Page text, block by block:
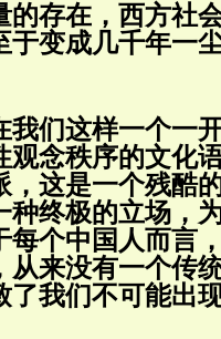
的存在，西方社
于变成几千年一
我们这样一个一
观念秩序的文化
，这是一个残酷
种终极的立场，
每个中国人而言
从来没有一个传
了我们不可能出